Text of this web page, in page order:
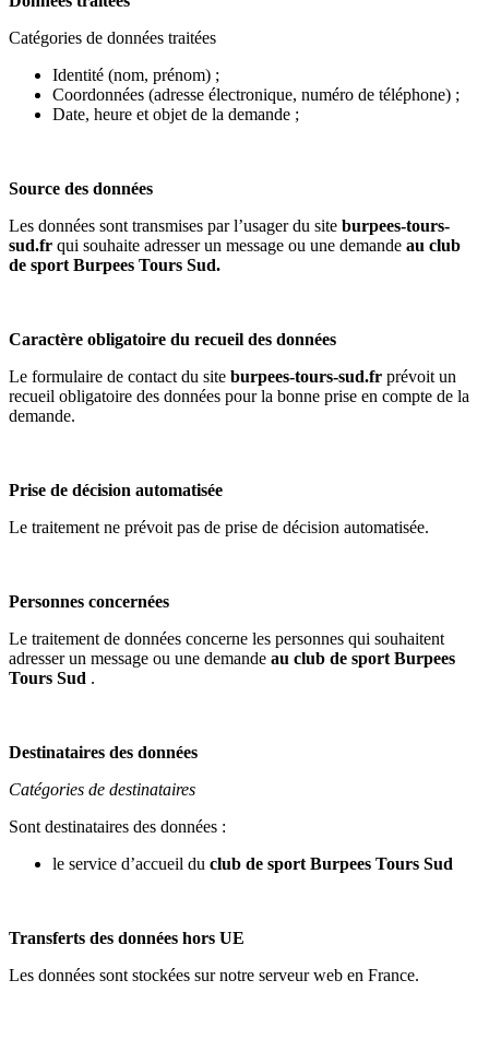
Catégories de données traitées
Identité (nom, prénom) ;
Coordonnées (adresse électronique, numéro de téléphone) ;
Date, heure et objet de la demande ;
Source des données
Les données sont transmises par l’usager du site burpees-tours-
sud.fr qui souhaite adresser un message ou une demande au club
de sport Burpees Tours Sud.
Caractère obligatoire du recueil des données
Le formulaire de contact du site burpees-tours-sud.fr prévoit un
recueil obligatoire des données pour la bonne prise en compte de la
demande.
Prise de décision automatisée
Le traitement ne prévoit pas de prise de décision automatisée.
Personnes concernées
Le traitement de données concerne les personnes qui souhaitent
adresser un message ou une demande au club de sport Burpees
Tours Sud .
Destinataires des données
Catégories de destinataires
Sont destinataires des données :
le service d’accueil du club de sport Burpees Tours Sud
Transferts des données hors UE
Les données sont stockées sur notre serveur web en France.